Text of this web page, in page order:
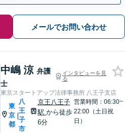
メールでお問い合わせ
中嶋 涼 弁護
士
インタビューを見
る
東京スタートアップ法律事務所 八王子支店
東
京
都
|
八
王
子
市
京王八王子
駅 から徒歩
6分
営業時間：06:30~
22:00（土日祝
日）